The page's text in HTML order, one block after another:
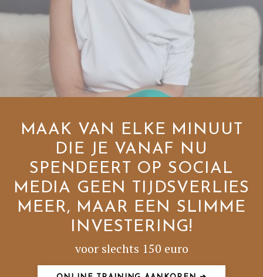
MAAK VAN ELKE MINUUT
DIE JE VANAF NU
SPENDEERT OP SOCIAL
MEDIA GEEN TIJDSVERLIES
MEER, MAAR EEN SLIMME
INVESTERING!
voor slechts 150 euro